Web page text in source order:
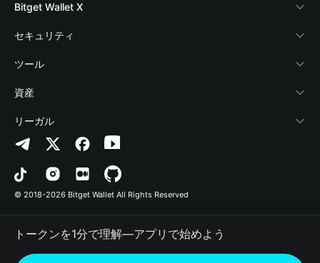
ブログ
アカデミー
暗号資産ニュース
Help Center
お問い合わせ
ブランドリソース
キャリア
Crypto Card
Stablecoin Earn
Payfi Crypto
Crypto Swap API
Altcoin Season Index
Prediction Markets
DApp
RWA
Bitget Wallet X
デベロッパー
ウォレットを接続
Bitget Wallet Pay
プロジェクトを掲載
セキュリティ
保護基金
セキュリティ技術
ツール
暗号資産を購入
認証検出
コントラクト検出
一括送金
資産
Arbitrum
Avalanche
Bitcoin
Polygon
リーガル
プライバシーポリシー
利用規約
© 2018-2026 Bitget Wallet All Rights Reserved
トークンを1分で理解―アプリで始めよう